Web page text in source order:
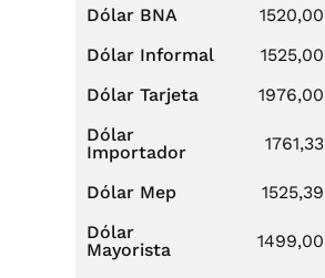
Dólar BNA 1520,00
Dólar Informal
1525,00
Dólar Tarjeta
1976,00
Dólar
Importador
1761,33
Dólar Mep 1525,39
Dólar
Mayorista
1499,00